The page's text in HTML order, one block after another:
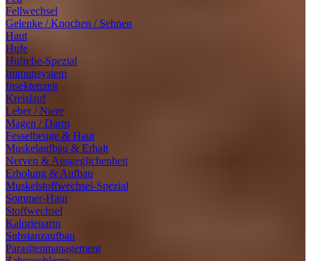
Fellwechsel
Gelenke / Knochen / Sehnen
Haut
Hufe
Hufrehe-Spezial
Immunsystem
Insektenzeit
Kreislauf
Leber / Niere
Magen / Darm
Fesselbeuge & Haut
Muskelaufbau & Erhalt
Nerven & Ausgeglichenheit
Erholung & Aufbau
Muskelstoffwechsel-Spezial
Sommer-Haut
Stoffwechsel
Kalorienarm
Substanzaufbau
Parasitenmanagement